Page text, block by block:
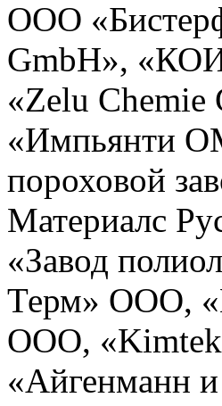
ООО
GmbH»,
«Zelu
«Импьянти
пороховой
Материалс
«Завод
Терм» ООО,
ООО,
«Айгенманн